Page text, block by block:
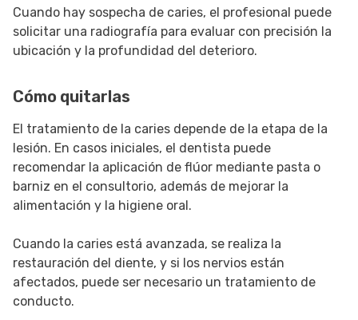
Cuando hay sospecha de caries, el profesional puede
solicitar una radiografía para evaluar con precisión la
ubicación y la profundidad del deterioro.
Cómo quitarlas
El tratamiento de la caries depende de la etapa de la
lesión. En casos iniciales, el dentista puede
recomendar la aplicación de flúor mediante pasta o
barniz en el consultorio, además de mejorar la
alimentación y la higiene oral.
Cuando la caries está avanzada, se realiza la
restauración del diente, y si los nervios están
afectados, puede ser necesario un tratamiento de
conducto.